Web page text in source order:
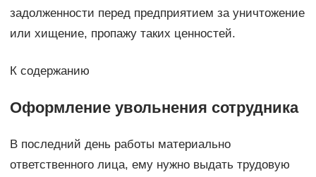
задолженности перед предприятием за уничтожение
или хищение, пропажу таких ценностей.
К содержанию
Оформление увольнения сотрудника
В последний день работы материально
ответственного лица, ему нужно выдать трудовую